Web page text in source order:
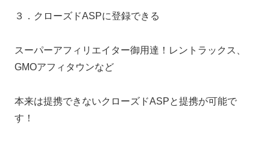
３．クローズドASPに登録できる
スーパーアフィリエイター御用達！レントラックス、
GMOアフィタウンなど
本来は提携できないクローズドASPと提携が可能で
す！